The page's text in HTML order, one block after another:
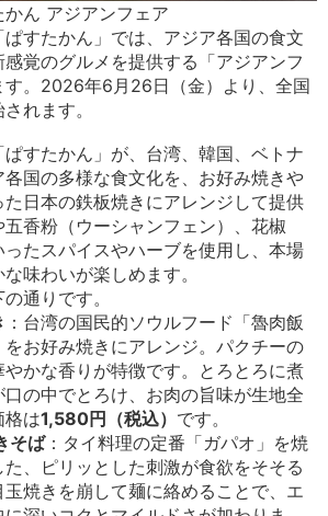
ん アジアンフェア
ぱすたかん」では、アジア各国の食文
覚のグルメを提供する「アジアンフ
す。2026年6月26日（金）より、全国
れます。
ぱすたかん」が、台湾、韓国、ベトナ
各国の多様な食文化を、お好み焼きや
た日本の鉄板焼きにアレンジして提供
香粉（ウーシャンフェン）、花椒
ったスパイスやハーブを使用し、本場
味わいが楽しめます。
通りです。
：台湾の国民的ソウルフード「魯肉飯
をお好み焼きにアレンジ。パクチーの
かな香りが特徴です。とろとろに煮
の中でとろけ、お肉の旨味が生地全
格は1,580円（税込） です。
そば：タイ料理の定番「ガパオ」を焼
、ピリッとした刺激が食欲をそそる
焼きを崩して麺に絡めることで、エ